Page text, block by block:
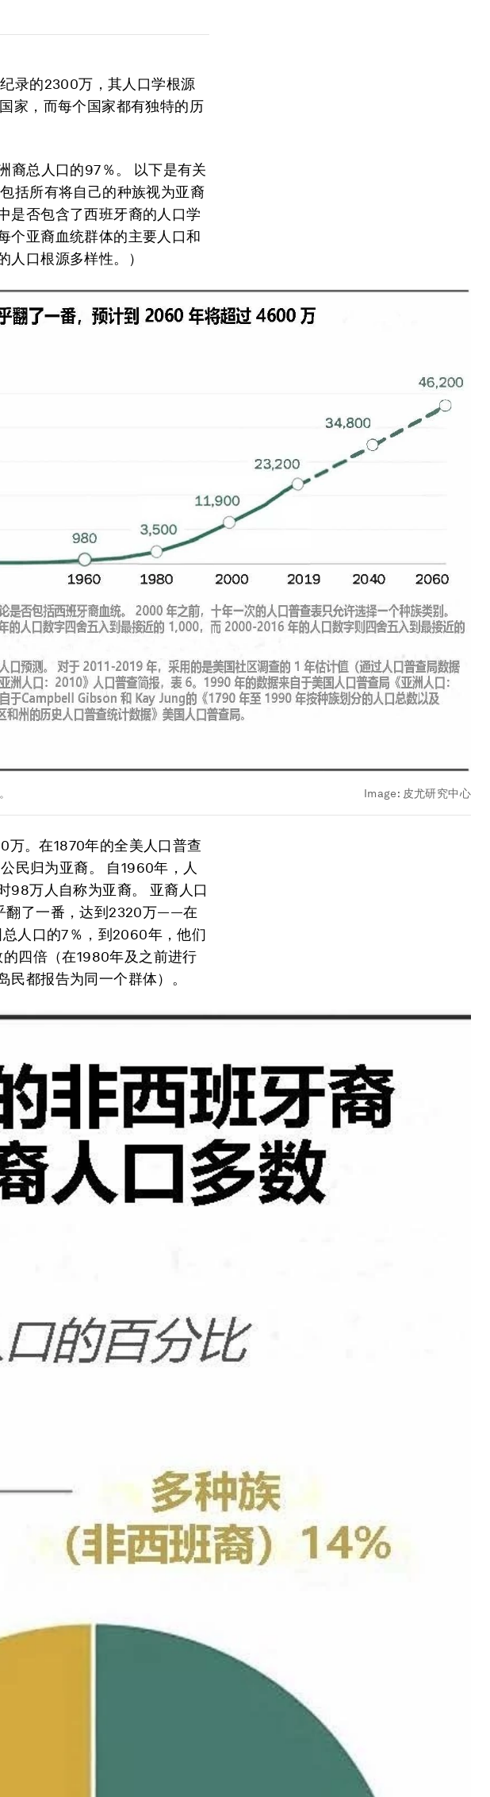
录的2300万，其人口学根源
家，而每个国家都有独特的历
裔总人口的97％。 以下是有关
括所有将自己的种族视为亚裔
是否包含了西班牙裔的人口学
个亚裔血统群体的主要人口和
口根源多样性。）
Image: 皮尤研究中心
。在1870年的全美人口普查
民归为亚裔。 自1960年，人
98万人自称为亚裔。 亚裔人口
翻了一番，达到2320万——在
人口的7％，到2060年，他们
四倍（在1980年及之前进行
都报告为同一个群体）。